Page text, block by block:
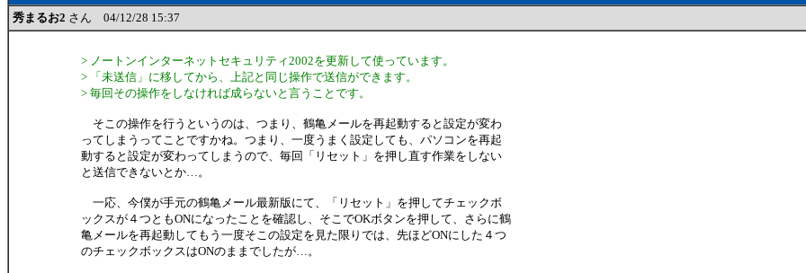
秀まるお2 さん 04/12/28 15:37
> ノートンインターネットセキュリティ2002を更新して使っています。
> 「未送信」に移してから、上記と同じ操作で送信ができます。
> 毎回その操作をしなければ成らないと言うことです。
そこの操作を行うというのは、つまり、鶴亀メールを再起動すると設定が変わ
ってしまうってことですかね。つまり、一度うまく設定しても、パソコンを再起
動すると設定が変わってしまうので、毎回「リセット」を押し直す作業をしない
と送信できないとか…。
一応、今僕が手元の鶴亀メール最新版にて、「リセット」を押してチェックボ
ックスが４つともONになったことを確認し、そこでOKボタンを押して、さらに鶴
亀メールを再起動してもう一度そこの設定を見た限りでは、先ほどONにした４つ
のチェックボックスはONのままでしたが…。